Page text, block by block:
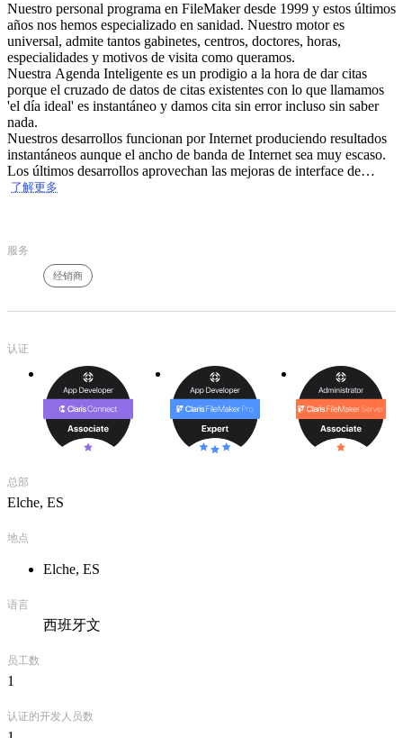
Nuestro personal programa en FileMaker desde 1999 y estos últimos
años nos hemos especializado en sanidad. Nuestro motor es
universal, admite tantos gabinetes, centros, doctores, horas,
especialidades y motivos de visita como queramos.
Nuestra Agenda Inteligente es un prodigio a la hora de dar citas
porque el cruzado de datos de citas existentes con lo que llamamos
'el día ideal' es instantáneo y damos cita sin error incluso sin saber
nada.
Nuestros desarrollos funcionan por Internet produciendo resultados
instantáneos aunque el ancho de banda de Internet sea muy escaso.
Los últimos desarrollos aprovechan las mejoras de interface de
usuario de FileMaker 12.
¿Sabes usar Mac OS X o usar un navegador?, pues entonces sabes
usar nuestro software.
了解更多
服务
经销商
认证
总部
Elche, ES
地点
Elche, ES
语言
西班牙文
员工数
1
认证的开发人员数